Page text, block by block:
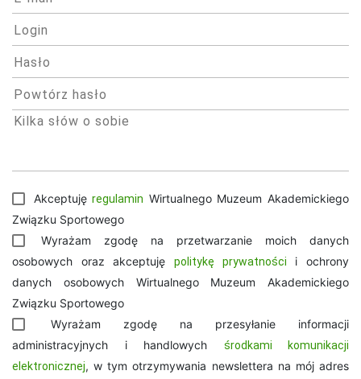
Akceptujęregulamin Wirtualnego Muzeum Akademickiego
Związku Sportowego
Wyrażam zgodę na przetwarzanie moich danych
osobowych oraz akceptuję politykę prywatności i ochrony
danych osobowych Wirtualnego Muzeum Akademickiego
Związku Sportowego
Wyrażam zgodę na przesyłanie informacji
administracyjnych i handlowych środkami komunikacji
elektronicznej, w tym otrzymywania newslettera na mój adres